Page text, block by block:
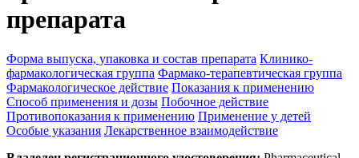
препарата
Форма выпуска, упаковка и состав препарата Клинико-
фармакологическая группа Фармако-терапевтическая группа
Фармакологическое действие Показания к применению
Способ применения и дозы Побочное действие
Противопоказания к применению Применение у детей
Особые указания Лекарственное взаимодействие